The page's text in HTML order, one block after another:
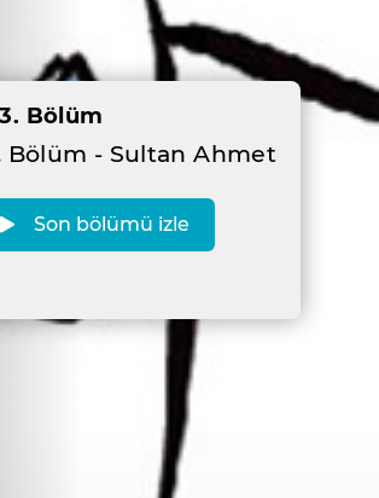
Bölüm
Bölüm - Sultan Ahmet
Son bölümü izle